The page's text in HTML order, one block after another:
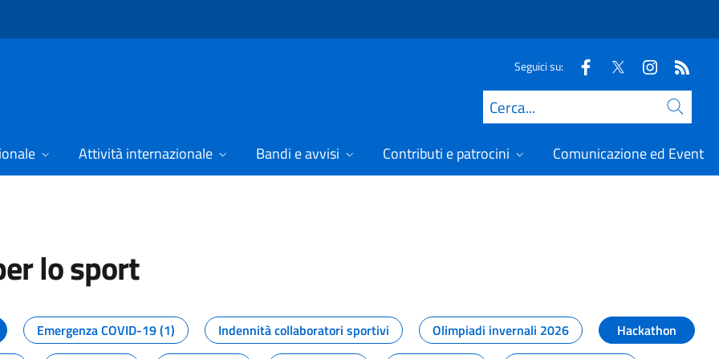
Seguici su:
Cerca
Attività internazionale Bandi e avvisi Contributi e patrocini Comunicazione ed Eventi
lo sport
dal Dipartimento per lo sport
Emergenza COVID-19 (1) Indennità collaboratori sportivi Olimpiadi invernali 2026
Hackathon